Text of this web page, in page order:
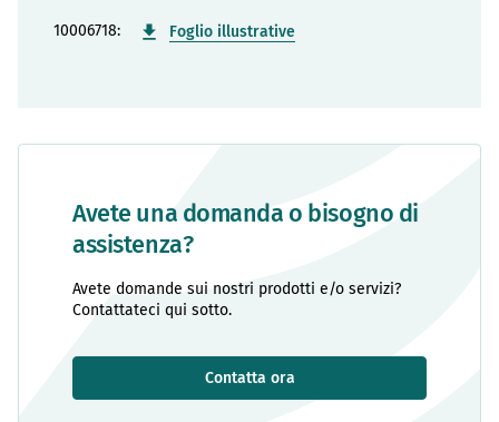
Avete una domanda o bisogno di
assistenza?
Avete domande sui nostri prodotti e/o servizi?
Contattateci qui sotto.
Contatta ora
10006718: Foglio illustrative